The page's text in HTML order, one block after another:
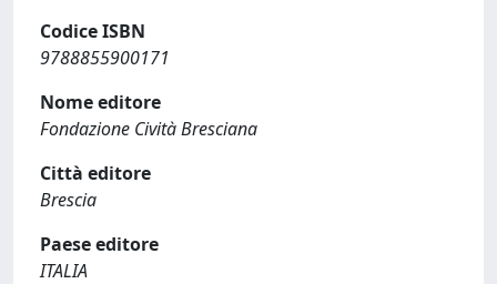
Codice ISBN
9788855900171
Nome editore
Fondazione Cività Bresciana
Città editore
Brescia
Paese editore
ITALIA